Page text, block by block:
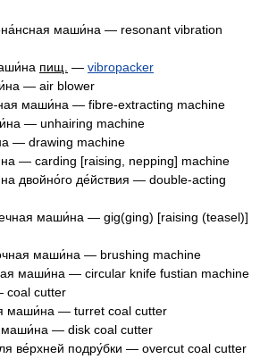
маши́на — resonant vibration
пищ. — vibropacker
— air blower
маши́на — fibre-extracting machine
— unhairing machine
— drawing machine
— carding [raising, nepping] machine
двойно́го де́йствия — double-acting
маши́на — gig(ging) [raising (teasel)]
маши́на — brushing machine
маши́на — circular knife fustian machine
coal cutter
маши́на — turret coal cutter
маши́на — disk coal cutter
ве́рхней подру́бки — overcut coal cutter